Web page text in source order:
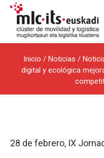
Inicio / Noticias /
digital y ecológica
28 de febrero, IX